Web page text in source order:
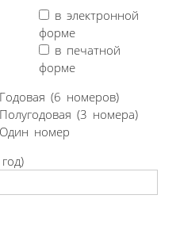
в электронной
форме
в печатной
форме
Годовая (6 номеров)
Полугодовая (3 номера)
Один номер